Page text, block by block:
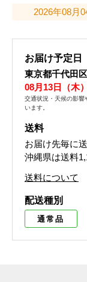
2026年08月
お届け予定日
東京都千代田区
08月13日（木
交通状況・天候の影響
います。
送料
お届け先毎に
沖縄県は送料
送料について
配送種別
通常品